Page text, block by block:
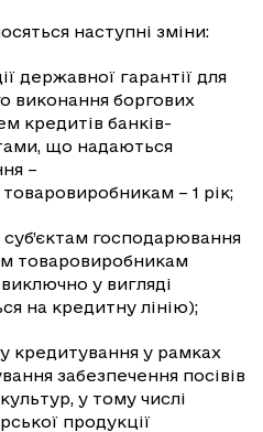
наступні зміни:
державної гарантії для
виконання боргових
кредитів банків-
що надаються
–
– 1 рік;
господарювання
товаровиробникам
у вигляді
на кредитну лінію);
кредитування у рамках
забезпечення посівів
у тому числі
продукції